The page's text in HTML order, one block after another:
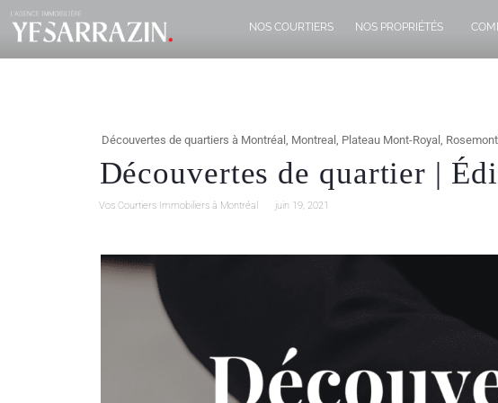
NOS COURTIERS NOS PROPRIÉTÉS
Découvertes de quartiers à Montréal Montreal Plateau Mont-Royal
Découvertes de quartier |
Vos Courtiers Immobiliers à Montréal juin 19, 2021